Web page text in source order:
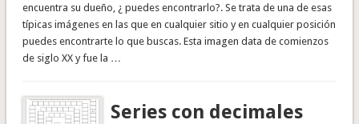
encuentra su dueño, ¿ puedes encontrarlo?. Se trata de una de esas
típicas imágenes en las que en cualquier sitio y en cualquier posición
puedes encontrarte lo que buscas. Esta imagen data de comienzos
de siglo XX y fue la …
Series con decimales